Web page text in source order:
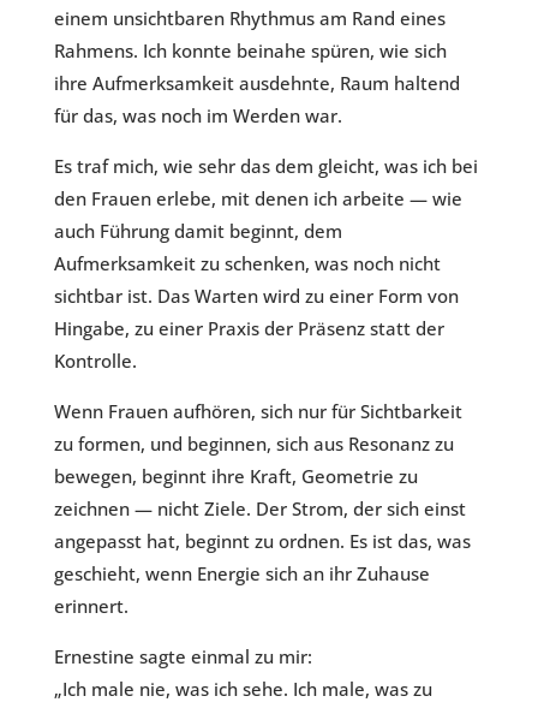
einem unsichtbaren Rhythmus am Rand eines
Rahmens. Ich konnte beinahe spüren, wie sich
ihre Aufmerksamkeit ausdehnte, Raum haltend
für das, was noch im Werden war.
Es traf mich, wie sehr das dem gleicht, was ich bei
den Frauen erlebe, mit denen ich arbeite — wie
auch Führung damit beginnt, dem
Aufmerksamkeit zu schenken, was noch nicht
sichtbar ist. Das Warten wird zu einer Form von
Hingabe, zu einer Praxis der Präsenz statt der
Kontrolle.
Wenn Frauen aufhören, sich nur für Sichtbarkeit
zu formen, und beginnen, sich aus Resonanz zu
bewegen, beginnt ihre Kraft, Geometrie zu
zeichnen — nicht Ziele. Der Strom, der sich einst
angepasst hat, beginnt zu ordnen. Es ist das, was
geschieht, wenn Energie sich an ihr Zuhause
erinnert.
Ernestine sagte einmal zu mir:
„Ich male nie, was ich sehe. Ich male, was zu